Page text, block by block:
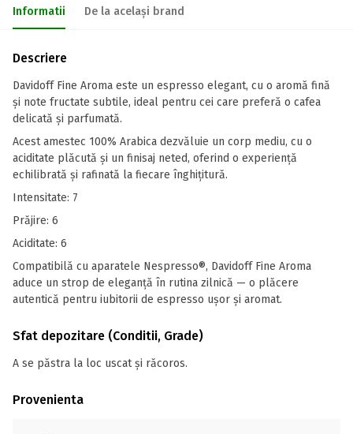
Informatii De la același brand
Descriere
Davidoff Fine Aroma este un espresso elegant, cu o aromă fină
și note fructate subtile, ideal pentru cei care preferă o cafea
delicată și parfumată.
Acest amestec 100% Arabica dezvăluie un corp mediu, cu o
aciditate plăcută și un finisaj neted, oferind o experiență
echilibrată și rafinată la fiecare înghițitură.
Intensitate: 7
Prăjire: 6
Aciditate: 6
Compatibilă cu aparatele Nespresso®, Davidoff Fine Aroma
aduce un strop de eleganță în rutina zilnică — o plăcere
autentică pentru iubitorii de espresso ușor și aromat.
Sfat depozitare (Conditii, Grade)
A se păstra la loc uscat și răcoros.
Provenienta